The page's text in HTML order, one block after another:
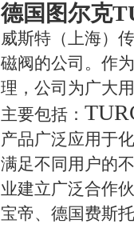
德国图尔克
威斯特（上海）
磁阀的公司。作
理，公司为广大
主要包括：
产品广泛应用于
满足不同用户的
业建立广泛合作
宝帝、德国费斯